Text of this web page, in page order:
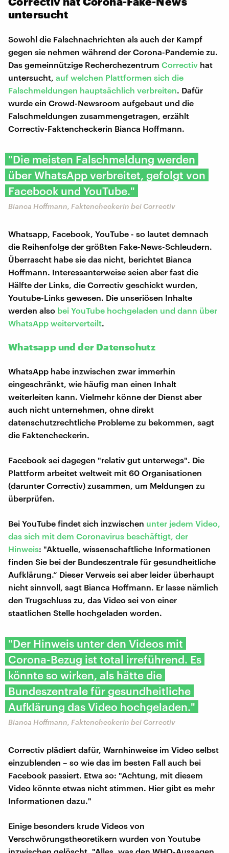
untersucht
Sowohl die Falschnachrichten als auch der Kampf
gegen sie nehmen während der Corona-Pandemie zu.
Das gemeinnützige Recherchezentrum Correctiv hat
untersucht, auf welchen Plattformen sich die
Falschmeldungen hauptsächlich verbreiten. Dafür
wurde ein Crowd-Newsroom aufgebaut und die
Falschmeldungen zusammengetragen, erzählt
Correctiv-Faktencheckerin Bianca Hoffmann.
"Die meisten Falschmeldung werden
über WhatsApp verbreitet, gefolgt von
Facebook und YouTube."
Bianca Hoffmann, Faktencheckerin bei Correctiv
Whatsapp, Facebook, YouTube - so lautet demnach
die Reihenfolge der größten Fake-News-Schleudern.
Überrascht habe sie das nicht, berichtet Bianca
Hoffmann. Interessanterweise seien aber fast die
Hälfte der Links, die Correctiv geschickt wurden,
Youtube-Links gewesen. Die unseriösen Inhalte
werden also bei YouTube hochgeladen und dann über
WhatsApp weiterverteilt.
Whatsapp und der Datenschutz
WhatsApp habe inzwischen zwar immerhin
eingeschränkt, wie häufig man einen Inhalt
weiterleiten kann. Vielmehr könne der Dienst aber
auch nicht unternehmen, ohne direkt
datenschutzrechtliche Probleme zu bekommen, sagt
die Faktencheckerin.
Facebook sei dagegen "relativ gut unterwegs". Die
Plattform arbeitet weltweit mit 60 Organisationen
(darunter Correctiv) zusammen, um Meldungen zu
überprüfen.
Bei YouTube findet sich inzwischen unter jedem Video,
das sich mit dem Coronavirus beschäftigt, der
Hinweis: "Aktuelle, wissenschaftliche Informationen
finden Sie bei der Bundeszentrale für gesundheitliche
Aufklärung.“ Dieser Verweis sei aber leider überhaupt
nicht sinnvoll, sagt Bianca Hoffmann. Er lasse nämlich
den Trugschluss zu, das Video sei von einer
staatlichen Stelle hochgeladen worden.
"Der Hinweis unter den Videos mit
Corona-Bezug ist total irreführend. Es
könnte so wirken, als hätte die
Bundeszentrale für gesundheitliche
Aufklärung das Video hochgeladen."
Bianca Hoffmann, Faktencheckerin bei Correctiv
Correctiv plädiert dafür, Warnhinweise im Video selbst
einzublenden – so wie das im besten Fall auch bei
Facebook passiert. Etwa so: "Achtung, mit diesem
Video könnte etwas nicht stimmen. Hier gibt es mehr
Informationen dazu."
Einige besonders krude Videos von
Verschwörungstheoretikern wurden von Youtube